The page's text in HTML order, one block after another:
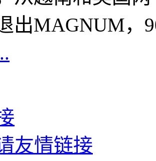
出MAGNUM，
友情链接